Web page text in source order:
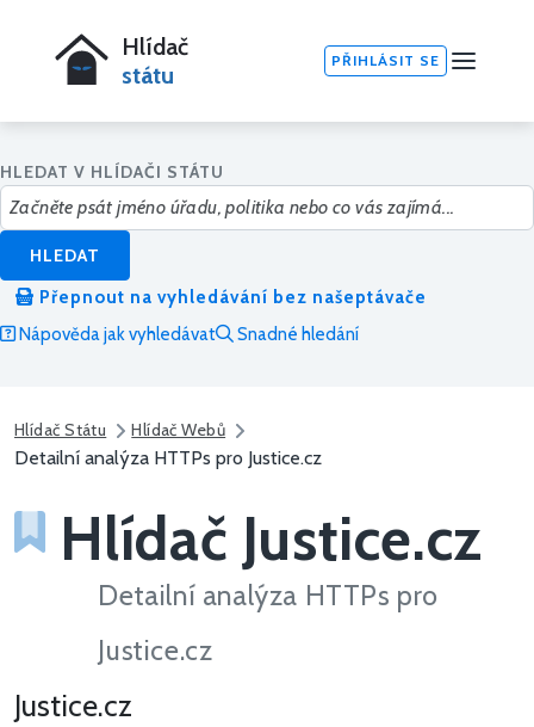
Hlídač
státu
PŘIHLÁSIT SE
HLEDAT V HLÍDAČI STÁTU
HLEDAT
Přepnout na vyhledávání bez našeptávače
Nápověda jak vyhledávat
Snadné hledání
Hlídač Státu Hlídač Webů
Detailní analýza HTTPs pro Justice.cz
Hlídač Justice.cz
Detailní analýza HTTPs pro
Justice.cz
Justice.cz